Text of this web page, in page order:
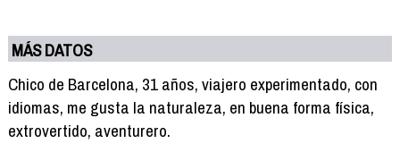
MÁS DATOS
Chico de Barcelona, 31 años, viajero experimentado, con
idiomas, me gusta la naturaleza, en buena forma física,
extrovertido, aventurero.